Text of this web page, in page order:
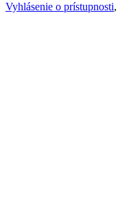
Vyhlásenie o prístupnosti,